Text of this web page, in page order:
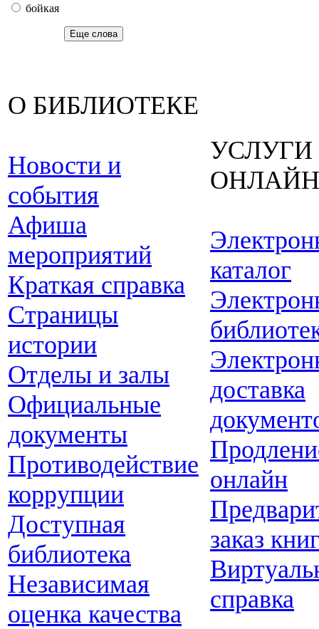
бойкая
Еще слова
О БИБЛИОТЕКЕ
Новости и
события
Афиша
мероприятий
Краткая справка
Страницы
истории
Отделы и залы
Официальные
документы
Противодействие
коррупции
Доступная
библиотека
Независимая
оценка качества
УСЛУГИ
ОНЛАЙН
каталог
доставка
онлайн
заказ
справка